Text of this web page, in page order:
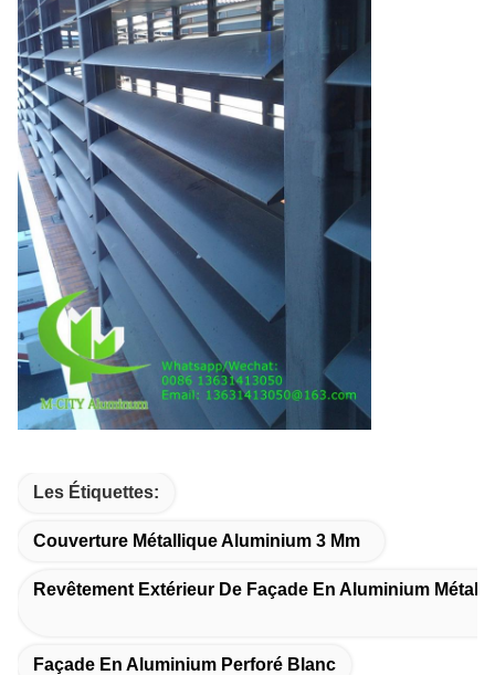
Les Étiquettes:
Couverture Métallique Aluminium 3 Mm
Revêtement Extérieur De Façade En Aluminium
Façade En Aluminium Perforé Blanc